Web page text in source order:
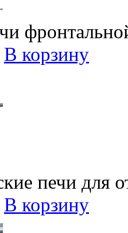
В корзину
печи для
В корзину